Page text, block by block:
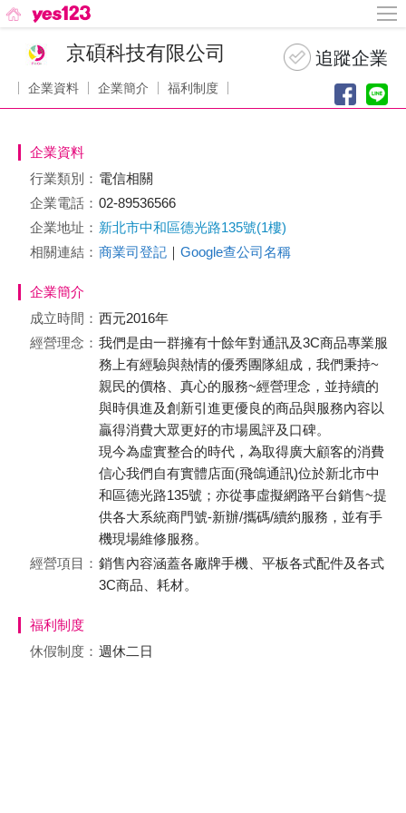
京碩科技有限公司
企業資料 企業簡介 福利制度
企業資料
行業類別： 電信相關
企業電話： 02-89536566
企業地址： 新北市中和區德光路135號(1樓)
相關連結： 商業司登記 ｜ Google查公司名稱
企業簡介
成立時間： 西元2016年
經營理念： 我們是由一群擁有十餘年對通訊及3C商品專業服
務上有經驗與熱情的優秀團隊組成，我們秉持~
親民的價格、真心的服務~經營理念，並持續的
與時俱進及創新引進更優良的商品與服務內容以
贏得消費大眾更好的市場風評及口碑。
現今為虛實整合的時代，為取得廣大顧客的消費
信心我們自有實體店面(飛鴿通訊)位於新北市中
和區德光路135號；亦從事虛擬網路平台銷售~提
供各大系統商門號-新辦/攜碼/續約服務，並有手
機現場維修服務。
經營項目： 銷售內容涵蓋各廠牌手機、平板各式配件及各式
3C商品、耗材。
福利制度
休假制度： 週休二日